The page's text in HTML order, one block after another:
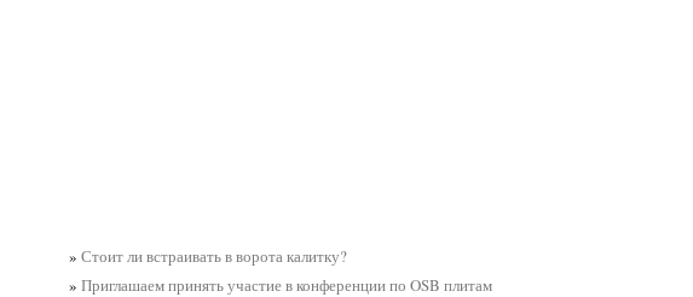
» Стоит ли встраивать в ворота калитку?
» Приглашаем принять участие в конференции по OSB плитам